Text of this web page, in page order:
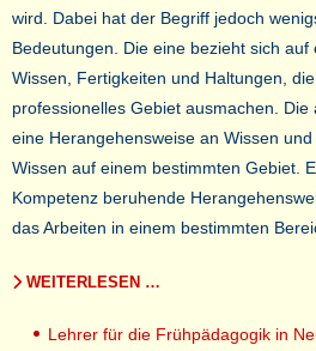
wird. Dabei hat der Begriff jedoch
Bedeutungen. Die eine bezieht sich
Wissen, Fertigkeiten und Haltungen,
professionelles Gebiet ausmachen.
eine Herangehensweise an Wissen
Wissen auf einem bestimmten Gebiet.
Kompetenz beruhende
das Arbeiten in einem bestimmten
WEITERLESEN …
Lehrer für die Frühpädagogik in